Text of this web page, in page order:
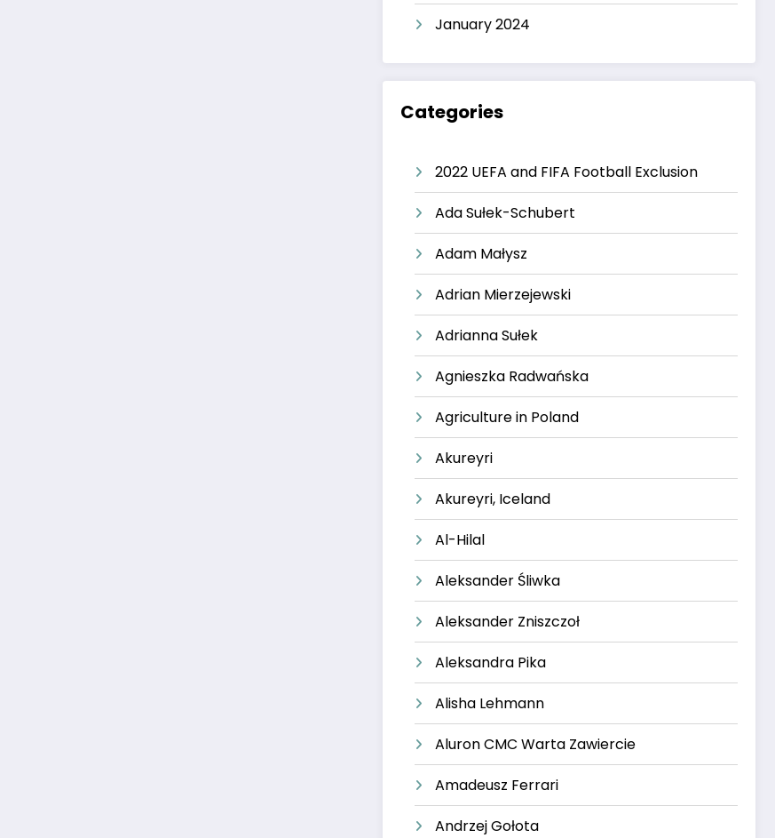
January 2024
Categories
2022 UEFA and FIFA Football Exclusion
Ada Sułek-Schubert
Adam Małysz
Adrian Mierzejewski
Adrianna Sułek
Agnieszka Radwańska
Agriculture in Poland
Akureyri
Akureyri, Iceland
Al-Hilal
Aleksander Śliwka
Aleksander Zniszczoł
Aleksandra Pika
Alisha Lehmann
Aluron CMC Warta Zawiercie
Amadeusz Ferrari
Andrzej Gołota